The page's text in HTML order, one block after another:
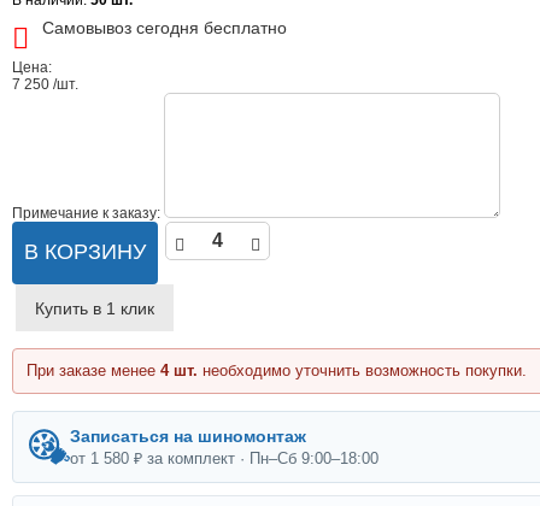
Самовывоз сегодня бесплатно
Цена:
7 250 /шт.
Примечание к заказу:
В КОРЗИНУ
Купить в 1 клик
При заказе менее 4 шт. необходимо уточнить возможность покупки.
Записаться на шиномонтаж
от 1 580 ₽ за комплект · Пн–Сб 9:00–18:00